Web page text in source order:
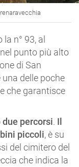
la n° 93, al
punto più alto
di San
una delle poche
che garantisce
due percorsi. Il
piccoli, è su
del cimitero del
che indica la